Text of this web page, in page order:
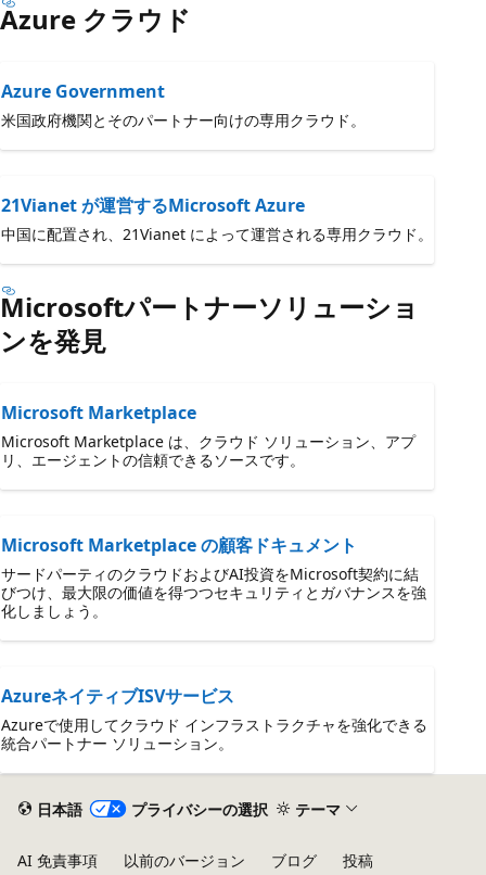
Azure クラウド
Azure Government
米国政府機関とそのパートナー向けの専用クラウド。
21Vianet が運営するMicrosoft Azure
中国に配置され、21Vianet によって運営される専用クラウド。
Microsoftパートナーソリューショ
ンを発見
Microsoft Marketplace
Microsoft Marketplace は、クラウド ソリューション、アプ
リ、エージェントの信頼できるソースです。
Microsoft Marketplace の顧客ドキュメント
サードパーティのクラウドおよびAI投資をMicrosoft契約に結
びつけ、最大限の価値を得つつセキュリティとガバナンスを強
化しましょう。
AzureネイティブISVサービス
Azureで使用してクラウド インフラストラクチャを強化できる
統合パートナー ソリューション。
日本語 プライバシーの選択 テーマ
AI 免責事項 以前のバージョン ブログ 投稿